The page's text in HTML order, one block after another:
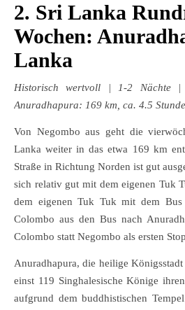
2. Sri Lanka
Wochen:
Lanka
Historisch wertvoll | 1-2 Nächte |
Anuradhapura: 169 km, ca. 4.5
Von Negombo aus geht die
Lanka weiter in das etwa 169 km
Straße in Richtung Norden ist gut
sich relativ gut mit dem eigenen Tuk
dem eigenen Tuk Tuk mit dem
Colombo aus den Bus nach
Colombo statt Negombo als ersten
Anuradhapura, die heilige
einst 119 Singhalesische Könige
aufgrund dem buddhistischen Tempel